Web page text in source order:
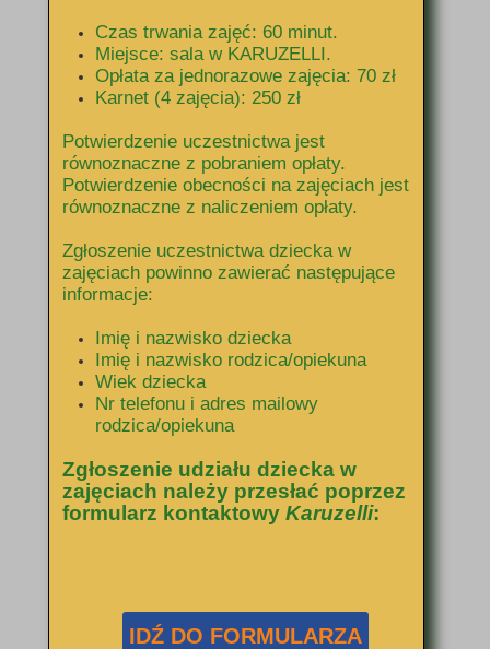
IDŹ DO FORMULARZA
Czas trwania zajęć: 60 minut.
Miejsce: sala w KARUZELLI.
Opłata za jednorazowe zajęcia: 70 zł
Karnet (4 zajęcia): 250 zł
Potwierdzenie uczestnictwa jest
równoznaczne z pobraniem opłaty.
Potwierdzenie obecności na zajęciach jest
równoznaczne z naliczeniem opłaty.
Zgłoszenie uczestnictwa dziecka w
zajęciach powinno zawierać następujące
informacje:
Imię i nazwisko dziecka
Imię i nazwisko rodzica/opiekuna
Wiek dziecka
Nr telefonu i adres mailowy
rodzica/opiekuna
Zgłoszenie udziału dziecka w
zajęciach należy przesłać poprzez
formularz kontaktowy Karuzelli: